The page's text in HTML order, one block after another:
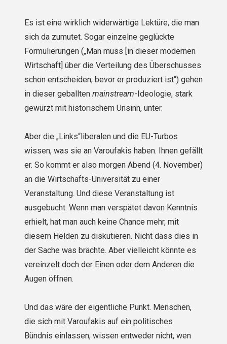
Es ist eine wirklich widerwärtige Lektüre, die man
sich da zumutet. Sogar einzelne geglückte
Formulierungen („Man muss [in dieser modernen
Wirtschaft] über die Verteilung des Überschusses
schon entscheiden, bevor er produziert ist“) gehen
in dieser geballten mainstream-Ideologie, stark
gewürzt mit historischem Unsinn, unter.
Aber die „Links“liberalen und die EU-Turbos
wissen, was sie an Varoufakis haben. Ihnen gefällt
er. So kommt er also morgen Abend (4. November)
an die Wirtschafts-Universität zu einer
Veranstaltung. Und diese Veranstaltung ist
ausgebucht. Wenn man verspätet davon Kenntnis
erhielt, hat man auch keine Chance mehr, mit
diesem Helden zu diskutieren. Nicht dass dies in
der Sache was brächte. Aber vielleicht könnte es
vereinzelt doch der Einen oder dem Anderen die
Augen öffnen.
Und das wäre der eigentliche Punkt. Menschen,
die sich mit Varoufakis auf ein politisches
Bündnis einlassen, wissen entweder nicht, wen